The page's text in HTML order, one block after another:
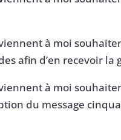
à moi
afin d’en recevoir la
à moi
du message